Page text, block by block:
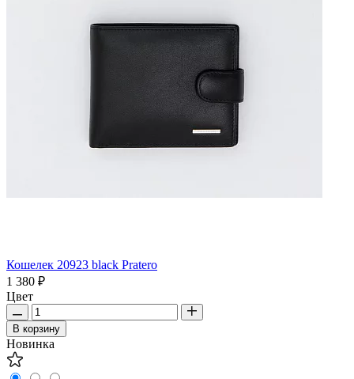
Кошелек 20923 black Pratero
1 380 ₽
Цвет
В корзину
Новинка